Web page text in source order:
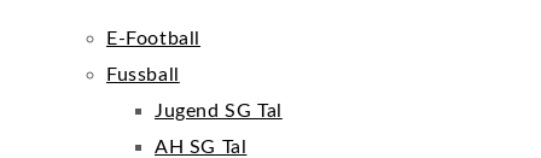
E-Football
Fussball
Jugend SG Tal
AH SG Tal